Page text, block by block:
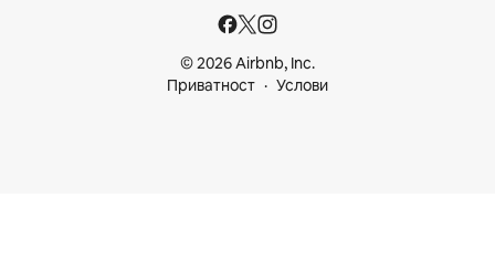
© 2026 Airbnb, Inc.
Приватност
Услови